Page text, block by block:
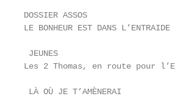
DOSSIER ASSOS
LE BONHEUR EST DANS L’ENTRAIDE
JEUNES
Les 2 Thomas, en route pour
LÀ OÙ JE T’AMÈNERAI